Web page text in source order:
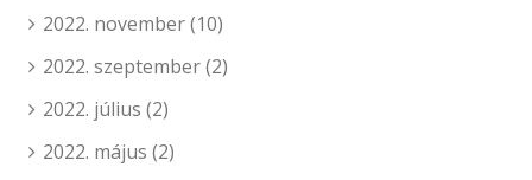
2022. november(10)
2022. szeptember(2)
2022. július (2)
2022. május (2)